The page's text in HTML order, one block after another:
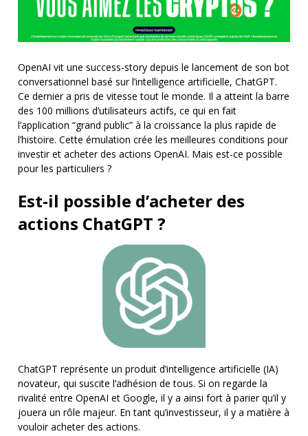
OpenAI vit une success-story depuis le lancement de son bot
conversationnel basé sur l’intelligence artificielle, ChatGPT.
Ce dernier a pris de vitesse tout le monde. Il a atteint la barre
des 100 millions d’utilisateurs actifs, ce qui en fait
l’application “grand public” à la croissance la plus rapide de
l’histoire. Cette émulation crée les meilleures conditions pour
investir et acheter des actions OpenAI. Mais est-ce possible
pour les particuliers ?
Est-il possible d’acheter des
actions ChatGPT ?
ChatGPT représente un produit d’intelligence artificielle (IA)
novateur, qui suscite l’adhésion de tous. Si on regarde la
rivalité entre OpenAI et Google, il y a ainsi fort à parier qu’il y
jouera un rôle majeur. En tant qu’investisseur, il y a matière à
vouloir acheter des actions.